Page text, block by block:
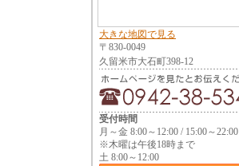
大きな地図で見る
〒830-0049
久留米市大石町398-12
受付時間
月～金 8:00～12:00 / 15:00～22:00
※木曜は午後18時まで
土 8:00～12:00